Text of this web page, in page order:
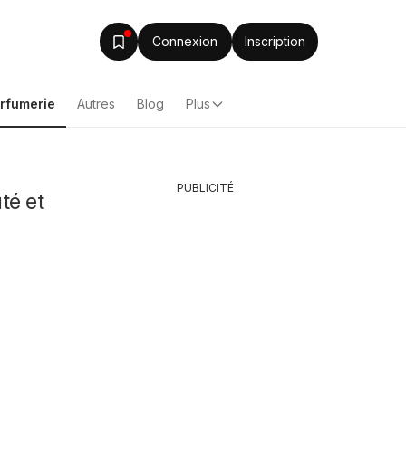
Connexion Inscription
Autres Blog Plus
et
PUBLICITÉ